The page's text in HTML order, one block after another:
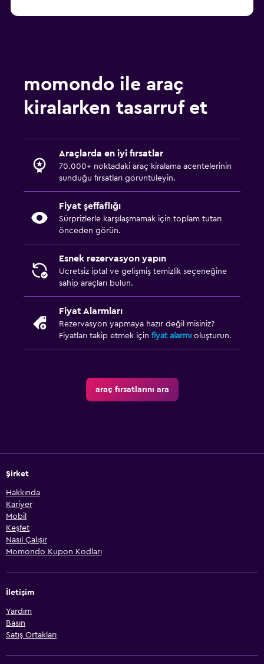
momondo ile araç
kiralarken tasarruf et
Araçlarda en iyi fırsatlar
70.000+ noktadaki araç kiralama acentelerinin
sunduğu fırsatları görüntüleyin.
Fiyat şeffaflığı
Sürprizlerle karşılaşmamak için toplam tutarı
önceden görün.
Esnek rezervasyon yapın
Ücretsiz iptal ve gelişmiş temizlik seçeneğine
sahip araçları bulun.
Fiyat Alarmları
Rezervasyon yapmaya hazır değil misiniz?
Fiyatları takip etmek için fiyat alarmı oluşturun.
araç fırsatlarını ara
Şirket
Hakkında
Kariyer
Mobil
Keşfet
Nasıl Çalışır
Momondo Kupon Kodları
İletişim
Yardım
Basın
Satış Ortakları